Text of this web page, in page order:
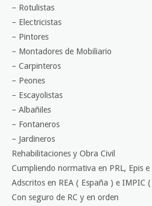
– Rotulistas
– Electricistas
– Pintores
– Montadores de Mobiliario
– Carpinteros
– Peones
– Escayolistas
– Albañiles
– Fontaneros
– Jardineros
Rehabilitaciones y Obra Civil
Cumpliendo normativa en PRL, Epis
Adscritos en REA ( España ) e IMPIC
Con seguro de RC y en orden